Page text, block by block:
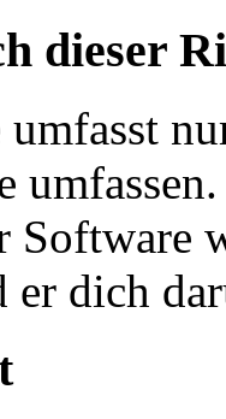
dieser
Software
dich